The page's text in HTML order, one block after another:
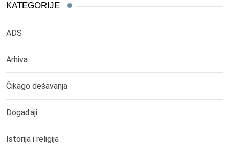
KATEGORIJE
ADS
Arhiva
Čikago dešavanja
Događaji
Istorija i religija